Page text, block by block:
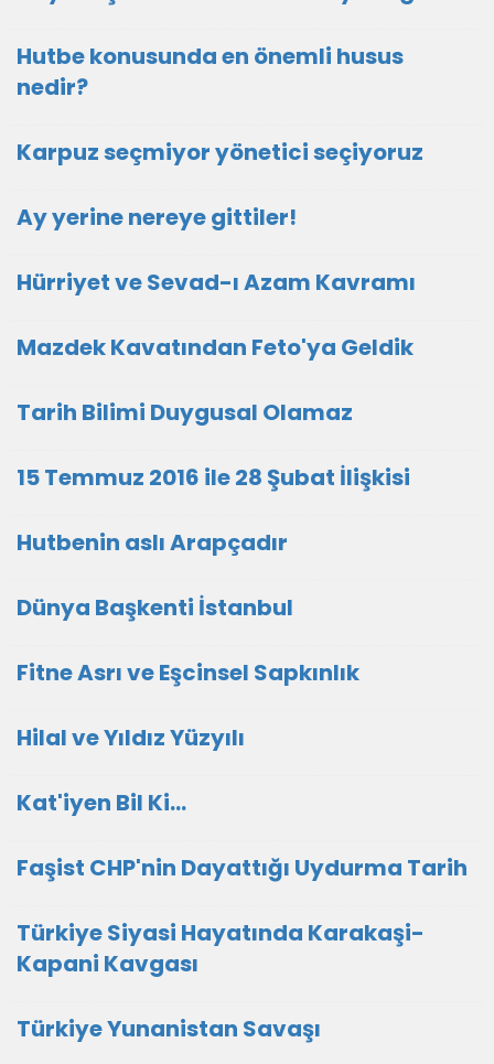
Hutbe konusunda en önemli husus
nedir?
Karpuz seçmiyor yönetici seçiyoruz
Ay yerine nereye gittiler!
Hürriyet ve Sevad-ı Azam Kavramı
Mazdek Kavatından Feto'ya Geldik
Tarih Bilimi Duygusal Olamaz
15 Temmuz 2016 ile 28 Şubat İlişkisi
Hutbenin aslı Arapçadır
Dünya Başkenti İstanbul
Fitne Asrı ve Eşcinsel Sapkınlık
Hilal ve Yıldız Yüzyılı
Kat'iyen Bil Ki…
Faşist CHP'nin Dayattığı Uydurma Tarih
Türkiye Siyasi Hayatında Karakaşi-
Kapani Kavgası
Türkiye Yunanistan Savaşı